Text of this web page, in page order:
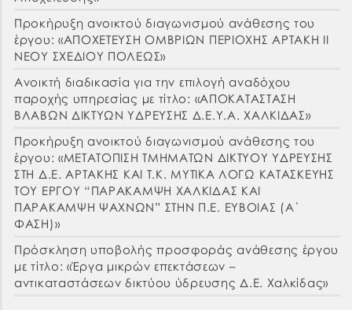
Προκήρυξη ανοικτού διαγωνισμού ανάθεσης του
έργου: «ΑΠΟΧΕΤΕΥΣΗ ΟΜΒΡΙΩΝ ΠΕΡΙΟΧΗΣ ΑΡΤΑΚΗ ΙΙ
ΝΕΟΥ ΣΧΕΔΙΟΥ ΠΟΛΕΩΣ»
Ανοικτή διαδικασία για την επιλογή αναδόχου
παροχής υπηρεσίας με τίτλο: «ΑΠΟΚΑΤΑΣΤΑΣΗ
ΒΛΑΒΩΝ ΔΙΚΤΥΩΝ ΥΔΡΕΥΣΗΣ Δ.Ε.Υ.Α. ΧΑΛΚΙΔΑΣ»
Προκήρυξη ανοικτού διαγωνισμού ανάθεσης του
έργου: «ΜΕΤΑΤΟΠΙΣΗ ΤΜΗΜΑΤΩΝ ΔΙΚΤΥΟΥ ΥΔΡΕΥΣΗΣ
ΣΤΗ Δ.Ε. ΑΡΤΑΚΗΣ ΚΑΙ Τ.Κ. ΜΥΤΙΚΑ ΛΟΓΩ ΚΑΤΑΣΚΕΥΗΣ
ΤΟΥ ΕΡΓΟΥ “ΠΑΡΑΚΑΜΨΗ ΧΑΛΚΙΔΑΣ ΚΑΙ
ΠΑΡΑΚΑΜΨΗ ΨΑΧΝΩΝ” ΣΤΗΝ Π.Ε. ΕΥΒΟΙΑΣ (Α΄
ΦΑΣΗ)»
Πρόσκληση υποβολής προσφοράς ανάθεσης έργου
με τίτλο: «Έργα μικρών επεκτάσεων –
αντικαταστάσεων δικτύου ύδρευσης Δ.Ε. Χαλκίδας»